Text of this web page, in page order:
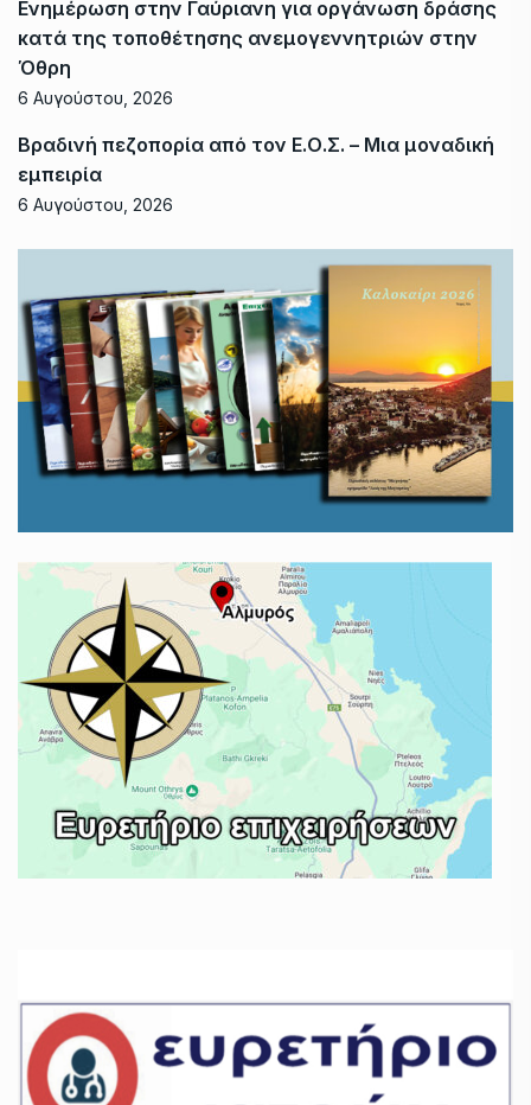
Ενημέρωση στην Γαύριανη για οργάνωση δράσης
κατά της τοποθέτησης ανεμογεννητριών στην
Όθρη
6 Αυγούστου, 2026
Βραδινή πεζοπορία από τον Ε.Ο.Σ. – Μια μοναδική
εμπειρία
6 Αυγούστου, 2026